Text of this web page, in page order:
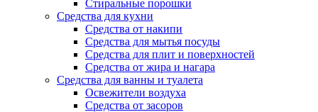
Стиральные порошки
Средства для кухни
Средства от накипи
Средства для мытья посуды
Средства для плит и поверхностей
Средства от жира и нагара
Средства для ванны и туалета
Освежители воздуха
Средства от засоров